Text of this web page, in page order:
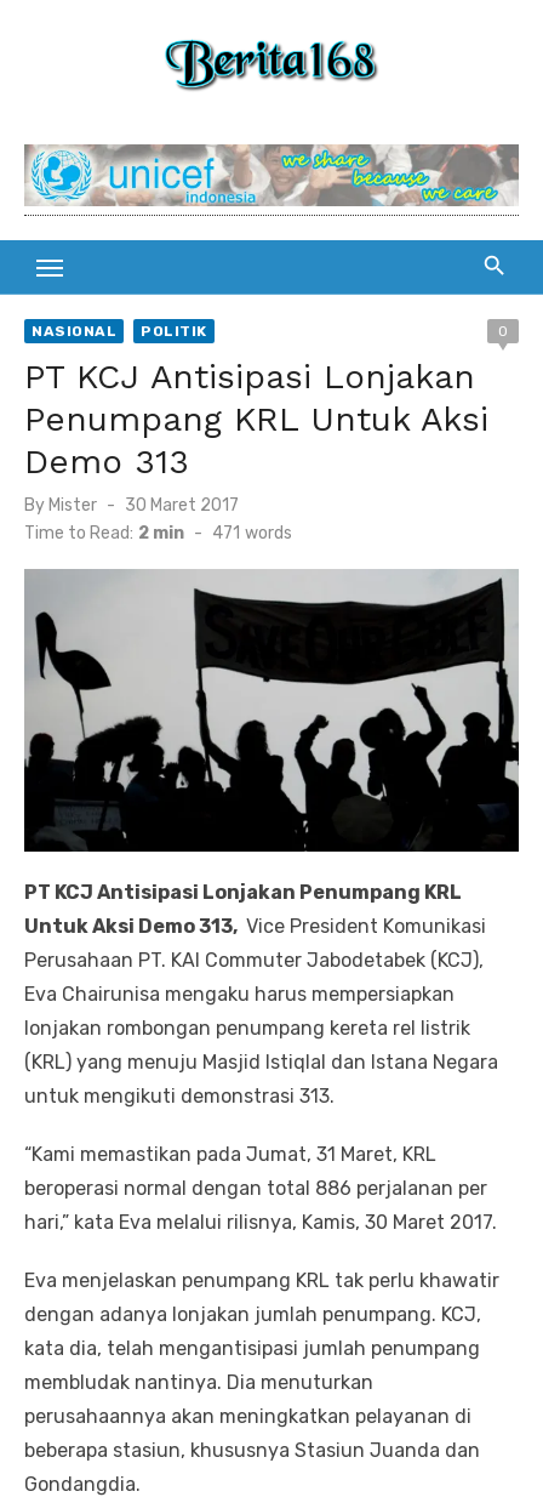
NASIONAL POLITIK 0
PT KCJ Antisipasi Lonjakan
Penumpang KRL Untuk Aksi
Demo 313
By Mister
Posted
on
30 Maret 2017
Time to Read: 2 min - 471 words
PT KCJ Antisipasi Lonjakan Penumpang KRL
Untuk Aksi Demo 313, Vice President Komunikasi
Perusahaan PT. KAI Commuter Jabodetabek (KCJ),
Eva Chairunisa mengaku harus mempersiapkan
lonjakan rombongan penumpang kereta rel listrik
(KRL) yang menuju Masjid Istiqlal dan Istana Negara
untuk mengikuti demonstrasi 313.
“Kami memastikan pada Jumat, 31 Maret, KRL
beroperasi normal dengan total 886 perjalanan per
hari,” kata Eva melalui rilisnya, Kamis, 30 Maret 2017.
Eva menjelaskan penumpang KRL tak perlu khawatir
dengan adanya lonjakan jumlah penumpang. KCJ,
kata dia, telah mengantisipasi jumlah penumpang
membludak nantinya. Dia menuturkan
perusahaannya akan meningkatkan pelayanan di
beberapa stasiun, khususnya Stasiun Juanda dan
Gondangdia.